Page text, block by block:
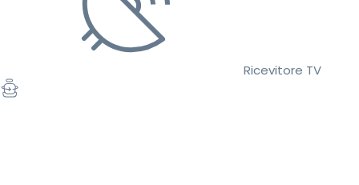
Ricevitore TV